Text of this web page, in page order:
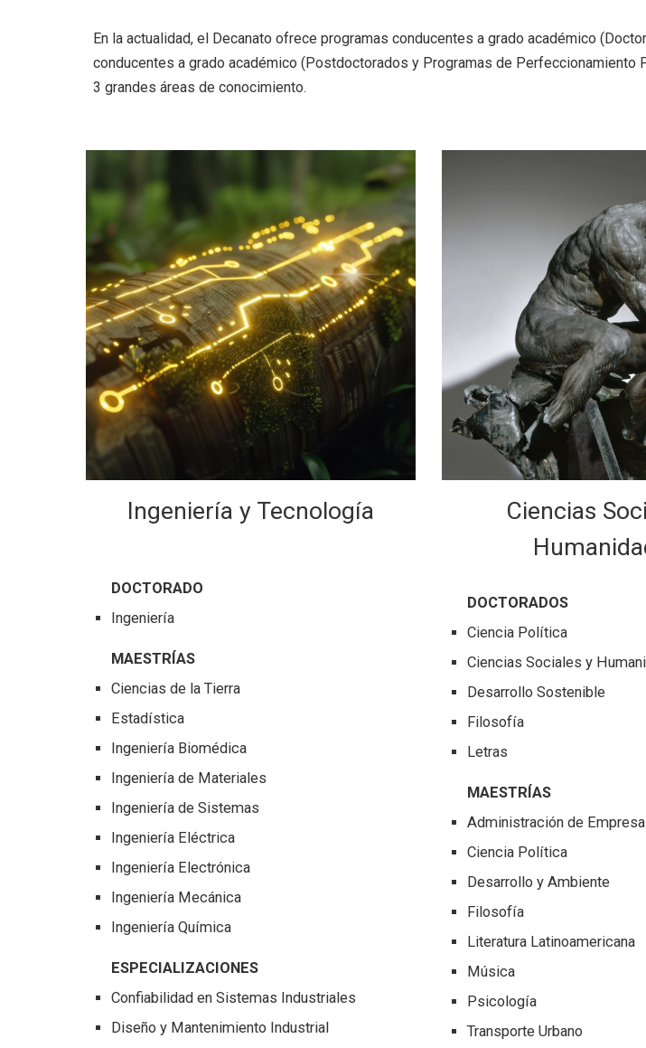
En la actualidad, el Decanato ofrece programas conducentes a grado académico
conducentes a grado académico (Postdoctorados y Programas de
3 grandes áreas de conocimiento.
Ingeniería y Tecnología
DOCTORADO
Ingeniería
MAESTRÍAS
Ciencias de la Tierra
Estadística
Ingeniería Biomédica
Ingeniería de Materiales
Ingeniería de Sistemas
Ingeniería Eléctrica
Ingeniería Electrónica
Ingeniería Mecánica
Ingeniería Química
ESPECIALIZACIONES
Confiabilidad en Sistemas Industriales
Diseño y Mantenimiento Industrial
Ciencias
DOCTORADOS
Ciencia Política
Ciencias Sociales y
Desarrollo Sostenible
Filosofía
Letras
MAESTRÍAS
Administración de
Ciencia Política
Desarrollo y Ambiente
Filosofía
Literatura Latinoamericana
Música
Psicología
Transporte Urbano